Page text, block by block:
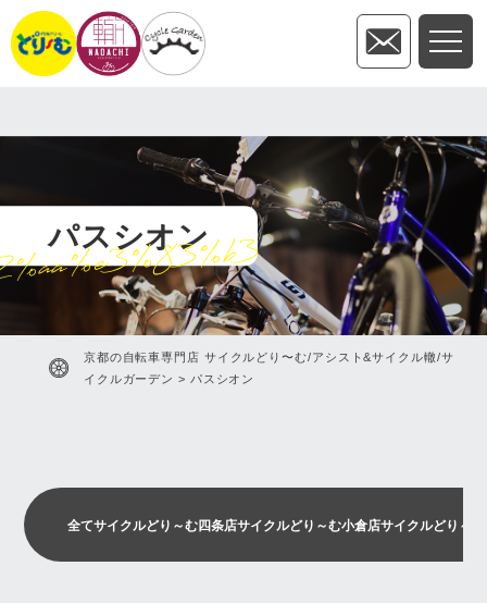
パスシオン
京都の自転車専門店 サイクルどり〜む/アシスト&サイクル轍/サ
イクルガーデン > パスシオン
全てサイクルどり～む四条店サイクルどり～む小倉店サイクルどり～